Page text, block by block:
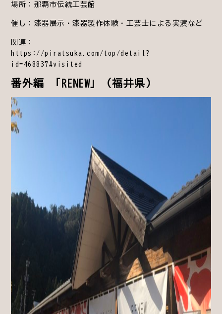
場所：那覇市伝統工芸館
催し：漆器展示・漆器製作体験・工芸士による実演など
関連：
https://piratsuka.com/top/detail?
id=468837#visited
番外編 「RENEW」（福井県）